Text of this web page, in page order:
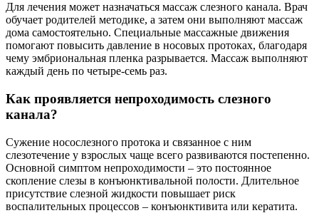
Для лечения может назначаться массаж слезного канала. Врач
обучает родителей методике, а затем они выполняют массаж
дома самостоятельно. Специальные массажные движения
помогают повысить давление в носовых протоках, благодаря
чему эмбриональная пленка разрывается. Массаж выполняют
каждый день по четыре-семь раз.
Как проявляется непроходимость слезного
канала?
Сужение носослезного протока и связанное с ним
слезотечение у взрослых чаще всего развиваются постепенно.
Основной симптом непроходимости – это постоянное
скопление слезы в конъюнктивальной полости. Длительное
присутствие слезной жидкости повышает риск
воспалительных процессов – конъюнктивита или кератита.